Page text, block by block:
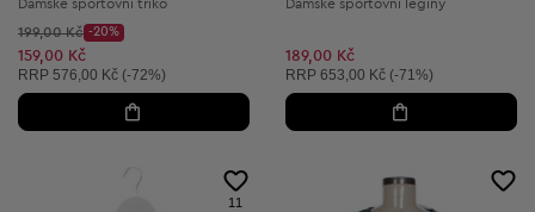
Dámské sportovní triko
Původní cena:
199,00 Kč
Discount Price:
-20%
Snížená cena:
159,00 Kč
Doporučená cena:
RRP 576,00 Kč (-72%)
Dámské sportovní legíny
189,00 Kč
Doporučená cena:
RRP 653,00 Kč (-71%)
11